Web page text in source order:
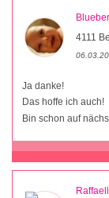
4111
Ja danke!
Das hoffe ich auch!
Bin schon auf